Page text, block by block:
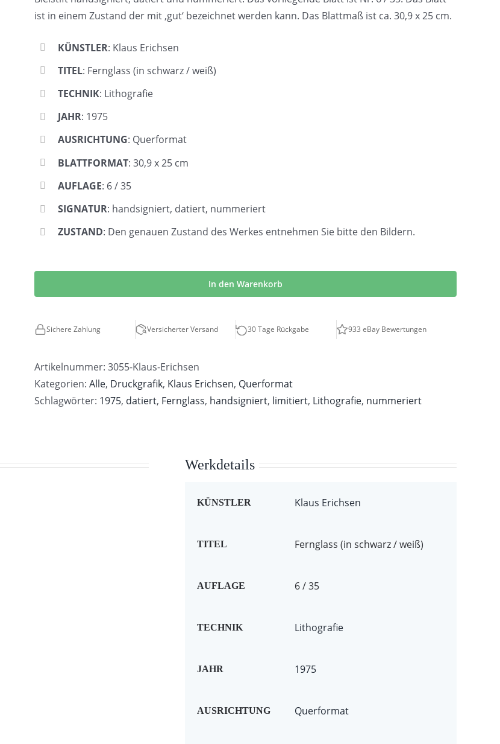
ist in einem Zustand der mit ‚gut‘ bezeichnet werden kann. Das Blattmaß ist ca. 30,9 x 25 cm.
KÜNSTLER: Klaus Erichsen
TITEL: Fernglass (in schwarz / weiß)
TECHNIK: Lithografie
JAHR: 1975
AUSRICHTUNG: Querformat
BLATTFORMAT: 30,9 x 25 cm
AUFLAGE: 6 / 35
SIGNATUR: handsigniert, datiert, nummeriert
ZUSTAND: Den genauen Zustand des Werkes entnehmen Sie bitte den Bildern.
|
Menge
In den Warenkorb
Sichere Zahlung Versicherter Versand 30 Tage Rückgabe 933 eBay Bewertungen
Artikelnummer:3055-Klaus-Erichsen
Kategorien:Alle, Druckgrafik, Klaus Erichsen, Querformat
Schlagwörter: 1975, datiert, Fernglass, handsigniert, limitiert, Lithografie, nummeriert
Werkdetails
KÜNSTLER Klaus Erichsen
TITEL Fernglass (in schwarz / weiß)
AUFLAGE 6 / 35
TECHNIK Lithografie
JAHR 1975
AUSRICHTUNG Querformat